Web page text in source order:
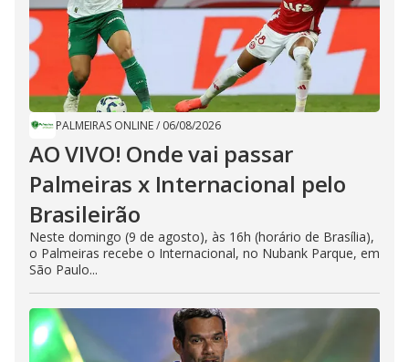
PALMEIRAS ONLINE/ 06/08/2026
AO VIVO! Onde vai passar
Palmeiras x Internacional pelo
Brasileirão
Neste domingo (9 de agosto), às 16h (horário de Brasília),
o Palmeiras recebe o Internacional, no Nubank Parque, em
São Paulo...